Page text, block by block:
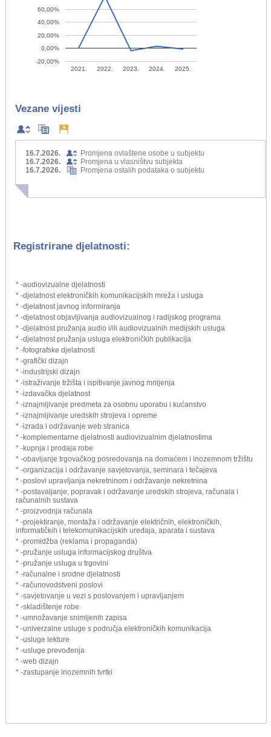
2021. 2022. 2023. 2024. 2025.
-20,00%
0,00%
20,00%
40,00%
60,00%
Vezane vijesti
16.7.2026.
Promjena ovlaštene osobe u subjektu
16.7.2026.
Promjena u vlasništvu subjekta
16.7.2026.
Promjena ostalih podataka o subjektu
Registrirane djelatnosti:
* -audiovizualne djelatnosti
* -djelatnost elektroničkih komunikacijskih mreža i usluga
* -djelatnost javnog informiranja
* -djelatnost objavljivanja audiovizualnog i radijskog programa
* -djelatnost pružanja audio i/ili audiovizualnih medijskih usluga
* -djelatnost pružanja usluga elektroničkih publikacija
* -fotografske djelatnosti
* -grafički dizajn
* -industrijski dizajn
* -istraživanje tržišta i ispitivanje javnog mnijenja
* -izdavačka djelatnost
* -iznajmljivanje predmeta za osobnu uporabu i kućanstvo
* -iznajmljivanje uredskih strojeva i opreme
* -izrada i održavanje web stranica
* -komplementarne djelatnosti audiovizualnim djelatnostima
* -kupnja i prodaja robe
* -obavljanje trgovačkog posredovanja na domaćem i inozemnom tržištu
* -organizacija i održavanje savjetovanja, seminara i tečajeva
* -poslovi upravljanja nekretninom i održavanje nekretnina
* -postavaljanje, popravak i održavanje uredskih strojeva, računala i
računalnih sustava
* -proizvodnja računala
* -projektiranje, montaža i održavanje električnih, elektroničkih,
informatičkih i telekomunikacijskih uređaja, aparata i sustava
* -promidžba (reklama i propaganda)
* -pružanje usluga informacijskog društva
* -pružanje usluga u trgovini
* -računalne i srodne djelatnosti
* -računovodstveni poslovi
* -savjetovanje u vezi s poslovanjem i upravljanjem
* -skladištenje robe
* -umnožavanje snimljenih zapisa
* -univerzalne usluge s područja elektroničkih komunikacija
* -usluge lekture
* -usluge prevođenja
* -web dizajn
* -zastupanje inozemnih tvrtki